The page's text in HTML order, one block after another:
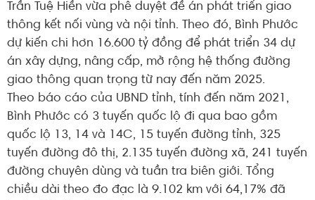
Trần Tuệ Hiền vừa phê duyệt đề án phát triển giao
thông kết nối vùng và nội tỉnh. Theo đó, Bình Phước
dự kiến chi hơn 16.600 tỷ đồng để phát triển 34 dự
án xây dựng, nâng cấp, mở rộng hệ thống đường
giao thông quan trọng từ nay đến năm 2025.
Theo báo cáo của UBND tỉnh, tính đến năm 2021,
Bình Phước có 3 tuyến quốc lộ đi qua bao gồm
quốc lộ 13, 14 và 14C, 15 tuyến đường tỉnh, 325
tuyến đường đô thị, 2.135 tuyến đường xã, 241 tuyến
đường chuyên dùng và tuần tra biên giới. Tổng
chiều dài theo đo đạc là 9.102 km với 64,17% đã